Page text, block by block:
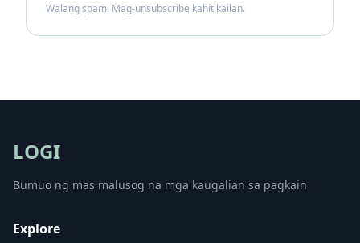
Walang spam. Mag-unsubscribe kahit kailan.
LOGI
Bumuo ng mas malusog na mga kaugalian sa pagkain
Explore